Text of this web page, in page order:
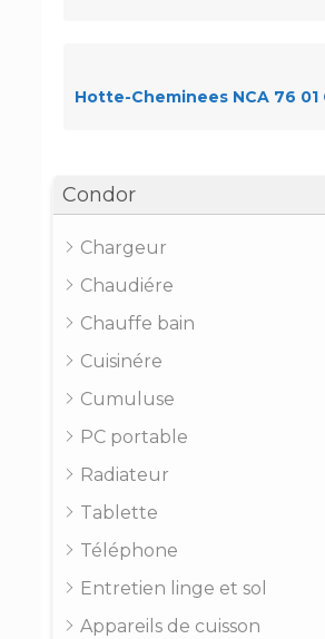
Condor
Chargeur
Chaudiére
Chauffe bain
Cuisinére
Cumuluse
PC portable
Radiateur
Tablette
Téléphone
Entretien linge et sol
Appareils de cuisson